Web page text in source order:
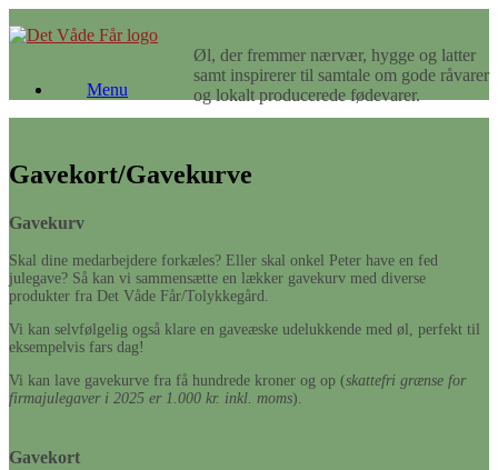
til
Øl, der fremmer nærvær, hygge og latter
samt inspirerer til samtale om gode råvarer
og lokalt producerede fødevarer.
Menu
Gavekort/Gavekurve
Gavekurv
Skal dine medarbejdere forkæles? Eller skal onkel Peter have en fed
julegave? Så kan vi sammensætte en lækker gavekurv med diverse
produkter fra Det Våde Får/Tolykkegård.
Vi kan selvfølgelig også klare en gaveæske udelukkende med øl, perfekt til
eksempelvis fars dag!
Vi kan lave gavekurve fra få hundrede kroner og op (skattefri grænse for
firmajulegaver i 2025 er 1.000 kr. inkl. moms).
Gavekort